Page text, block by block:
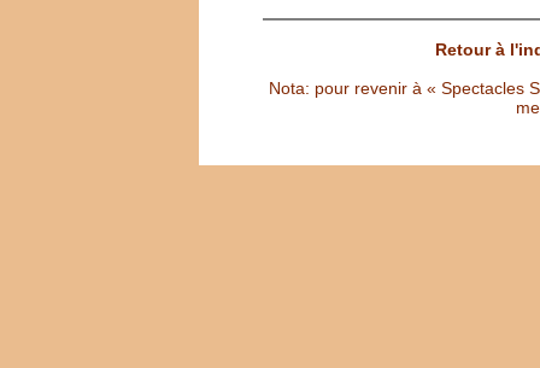
Retour à
Nota: pour revenir à « Spectacles